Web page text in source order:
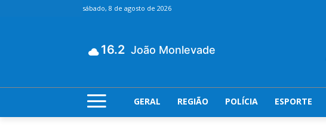
sábado, 8 de agosto de 2026
16.2 João Monlevade
GERAL REGIÃO POLÍCIA ESPORTE